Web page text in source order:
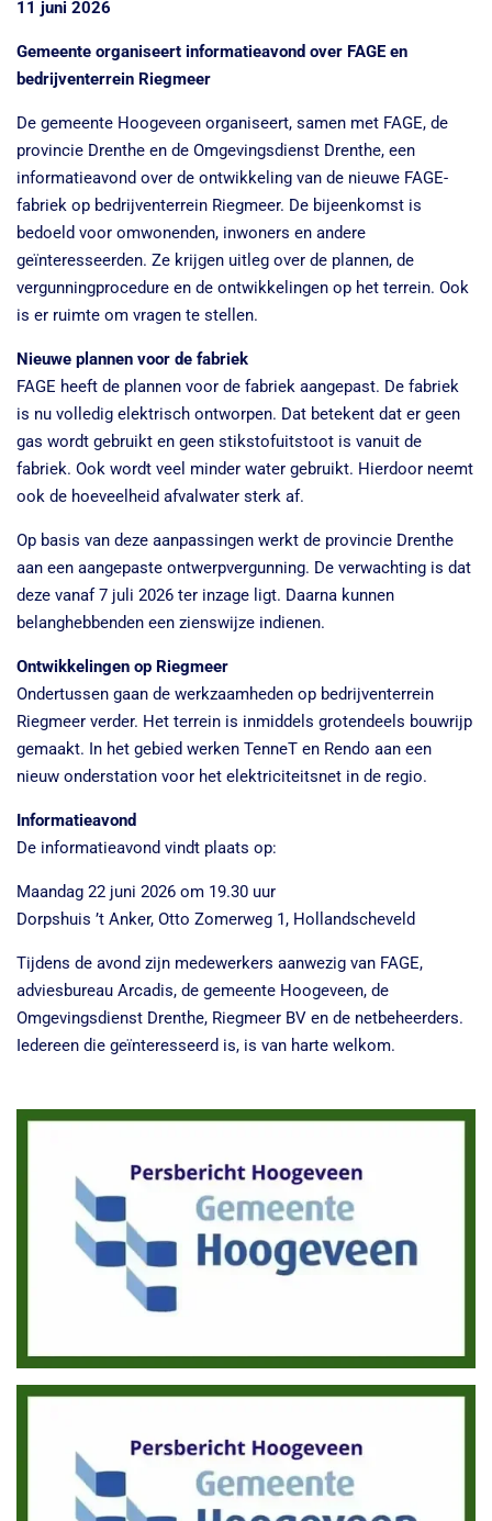
11 juni 2026
Gemeente organiseert informatieavond over FAGE en
bedrijventerrein Riegmeer
De gemeente Hoogeveen organiseert, samen met FAGE, de
provincie Drenthe en de Omgevingsdienst Drenthe, een
informatieavond over de ontwikkeling van de nieuwe FAGE-
fabriek op bedrijventerrein Riegmeer. De bijeenkomst is
bedoeld voor omwonenden, inwoners en andere
geïnteresseerden. Ze krijgen uitleg over de plannen, de
vergunningprocedure en de ontwikkelingen op het terrein. Ook
is er ruimte om vragen te stellen.
Nieuwe plannen voor de fabriek
FAGE heeft de plannen voor de fabriek aangepast. De fabriek
is nu volledig elektrisch ontworpen. Dat betekent dat er geen
gas wordt gebruikt en geen stikstofuitstoot is vanuit de
fabriek. Ook wordt veel minder water gebruikt. Hierdoor neemt
ook de hoeveelheid afvalwater sterk af.
Op basis van deze aanpassingen werkt de provincie Drenthe
aan een aangepaste ontwerpvergunning. De verwachting is dat
deze vanaf 7 juli 2026 ter inzage ligt. Daarna kunnen
belanghebbenden een zienswijze indienen.
Ontwikkelingen op Riegmeer
Ondertussen gaan de werkzaamheden op bedrijventerrein
Riegmeer verder. Het terrein is inmiddels grotendeels bouwrijp
gemaakt. In het gebied werken TenneT en Rendo aan een
nieuw onderstation voor het elektriciteitsnet in de regio.
Informatieavond
De informatieavond vindt plaats op:
Maandag 22 juni 2026 om 19.30 uur
Dorpshuis ’t Anker, Otto Zomerweg 1, Hollandscheveld
Tijdens de avond zijn medewerkers aanwezig van FAGE,
adviesbureau Arcadis, de gemeente Hoogeveen, de
Omgevingsdienst Drenthe, Riegmeer BV en de netbeheerders.
Iedereen die geïnteresseerd is, is van harte welkom.